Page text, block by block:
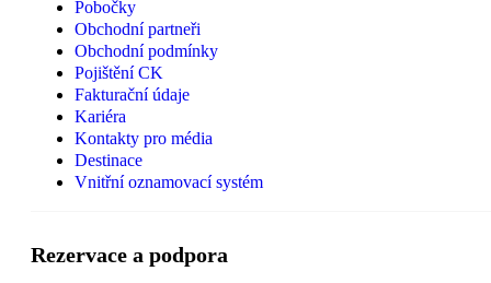
Pobočky
Obchodní partneři
Obchodní podmínky
Pojištění CK
Fakturační údaje
Kariéra
Kontakty pro média
Destinace
Vnitřní oznamovací systém
Rezervace a podpora